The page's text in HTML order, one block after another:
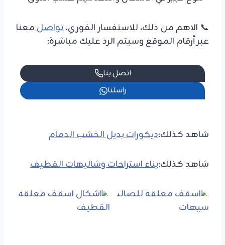
📞 الاهم من ذلك، للاستفسار الفوري،تواصلمعنا
عبر أرقام الموقع وسيتم الرد عليك مباشرة:
اتصل بنا
راسلنا
شاهد كذلك:ديكورات بديل الخشب الدمام
شاهد كذلك:بناء استراحات وشاليهات القطيف